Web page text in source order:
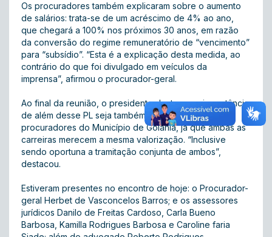
Os procuradores também explicaram sobre o aumento
de salários: trata-se de um acréscimo de 4% ao ano,
que chegará a 100% nos próximos 30 anos, em razão
da conversão do regime remuneratório de “vencimento”
para “subsídio”. “Esta é a explicação desta medida, ao
contrário do que foi divulgado em veículos da
imprensa”, afirmou o procurador-geral.
Ao final da reunião, o presidente destacou a importância
de além desse PL seja também aprovado o PL dos
procuradores do Município de Goiânia, já que ambas as
carreiras merecem a mesma valorização. “Inclusive
sendo oportuna a tramitação conjunta de ambos”,
destacou.
Estiveram presentes no encontro de hoje: o Procurador-
geral Herbet de Vasconcelos Barros; e os assessores
jurídicos Danilo de Freitas Cardoso, Carla Bueno
Barbosa, Kamilla Rodrigues Barbosa e Caroline faria